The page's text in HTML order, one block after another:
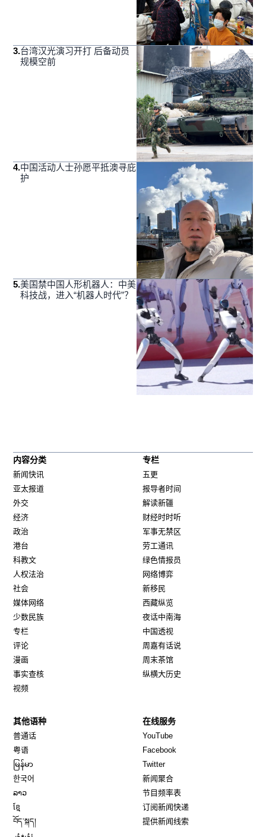
3.台湾汉光演习开打 后备动员
规模空前
4.中国活动人士孙愿平抵澳寻庇
护
5.美国禁中国人形机器人：中美
科技战，进入“机器人时代”？
内容分类
新闻快讯
亚太报道
外交
经济
政治
港台
科教文
人权法治
社会
媒体网络
少数民族
专栏
评论
漫画
事实查核
视频
专栏
五更
报导者时间
解读新疆
财经时时听
军事无禁区
劳工通讯
绿色情报员
网络博弈
新移民
西藏纵览
夜话中南海
中国透视
周嘉有话说
周末茶馆
纵横大历史
其他语种
普通话
粤语
မြန်မာ
한국어
ລາວ
ខ្មែ
བོད་སྐད།
在线服务
YouTube
Facebook
TwitterOpens in new window
新闻聚合
节目频率表
订阅新闻快递
提供新闻线索